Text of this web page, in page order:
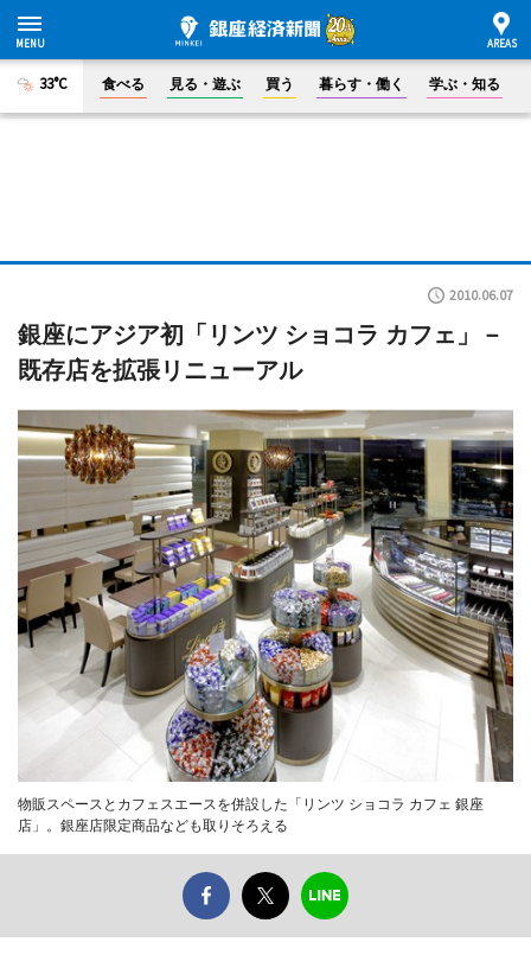
33°C 食べる 見る・遊ぶ 買う 暮らす・働く 学ぶ・知る
2010.06.07
銀座にアジア初「リンツ ショコラ カフェ」－
既存店を拡張リニューアル
物販スペースとカフェスエースを併設した「リンツ ショコラ カフェ 銀座
店」。銀座店限定商品なども取りそろえる